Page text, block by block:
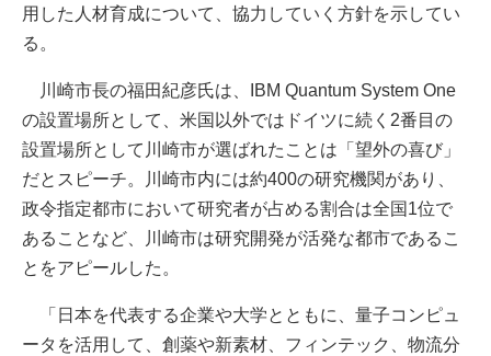
用した人材育成について、協力していく方針を示してい
る。
川崎市長の福田紀彦氏は、IBM Quantum System One
の設置場所として、米国以外ではドイツに続く2番目の
設置場所として川崎市が選ばれたことは「望外の喜び」
だとスピーチ。川崎市内には約400の研究機関があり、
政令指定都市において研究者が占める割合は全国1位で
あることなど、川崎市は研究開発が活発な都市であるこ
とをアピールした。
「日本を代表する企業や大学とともに、量子コンピュ
ータを活用して、創薬や新素材、フィンテック、物流分